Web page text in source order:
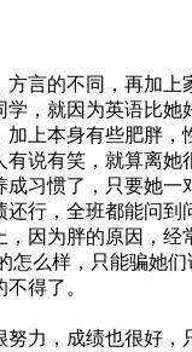
言的不同，再加
，就因为英语比
上本身有些肥胖
说有笑，就算离
习惯了，只要她
行，全班都能问
因为胖的原因，
么样，只能骗她
得了。
力，成绩也很好